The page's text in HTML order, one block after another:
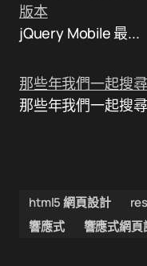
版本
jQuery Mobile 最...
那些年我們一起搜
那些年我們一起搜
html5 網頁設計
響應式
響應式網頁